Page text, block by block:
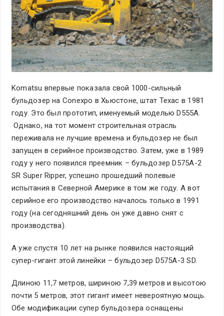
Komatsu впервые показала свой 1000-сильный
бульдозер на Conexpo в Хьюстоне, штат Техас в 1981
году. Это был прототип, именуемый моделью D555A.
Однако, на тот момент строительная отрасль
переживала не лучшие времена и бульдозер не был
запущен в серийное производство. Затем, уже в 1989
году у него появился преемник – бульдозер D575A-2
SR Super Ripper, успешно прошедший полевые
испытания в Северной Америке в том же году. А вот
серийное его производство началось только в 1991
году (на сегодняшний день он уже давно снят с
производства).
А уже спустя 10 лет на рынке появился настоящий
супер-гигант этой линейки – бульдозер D575A-3 SD.
Длиною 11,7 метров, шириною 7,39 метров и высотою
почти 5 метров, этот гигант имеет невероятную мощь.
Обе модификации супер бульдозера оснащены